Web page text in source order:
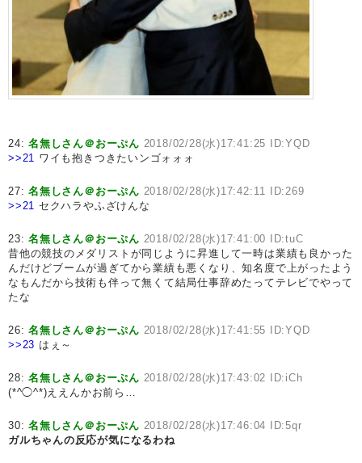
24:名無しさん＠おーぷん 2018/02/28(水)17:41:25 ID:YQD
>>21 ワイも抱きつきたいンゴォォォ
27:名無しさん＠おーぷん 2018/02/28(水)17:42:11 ID:269
>>21 セクハラやふざけんな
23:名無しさん＠おーぷん 2018/02/28(水)17:41:00 ID:tuC
昔他の競技のメダリストが同じように昇進して一時は業績も良かった
んだけどブームが過ぎてから業績も悪くなり、知名度で上がったよう
なもんだから技術も伴って無くて結局仕事辞めたってテレビでやって
たな
26:名無しさん＠おーぷん 2018/02/28(水)17:41:55 ID:YQD
>>23 はぇ～
28:名無しさん＠おーぷん 2018/02/28(水)17:43:02 ID:iCh
(*^◯^*)ええんかお前ら…
30:名無しさん＠おーぷん 2018/02/28(水)17:46:04 ID:5qr
ガルちゃんの反応が気になるわね